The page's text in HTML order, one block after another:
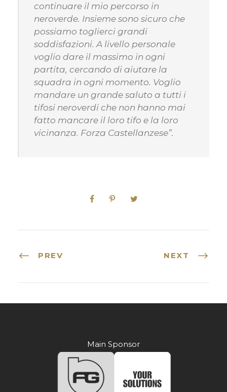
continuare il mio percorso in
neroverde. Insieme sono sicuro che
possiamo toglierci grandi
soddisfazioni. A livello personale
voglio dare il massimo in ogni
partita, cercando di aiutare la
squadra in ogni momento. Voglio
mandare un grande saluto a tutti i
tifosi neroverdi che non hanno mai
fatto mancare il loro tifo e la loro
vicinanza. Forza Castellanzese”.
PREV NEXT
Main Sponsor